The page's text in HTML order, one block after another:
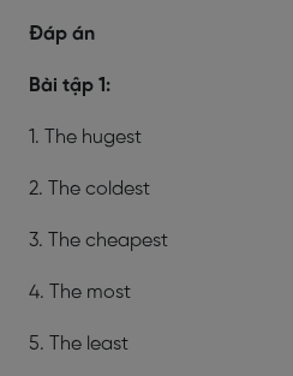
Đáp án
Bài tập 1:
1. The hugest
2. The coldest
3. The cheapest
4. The most
5. The least